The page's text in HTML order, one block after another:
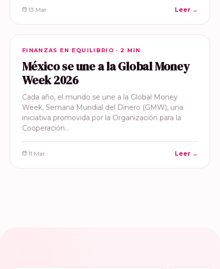
13 Mar Leer →
FINANZAS EN EQUILIBRIO
FINANZAS EN EQUILIBRIO · 2 MIN
México se une a la Global Money
Week 2026
Cada año, el mundo se une a la Global Money
Week, Semana Mundial del Dinero (GMW), una
iniciativa promovida por la Organización para la
Cooperación…
11 Mar Leer →